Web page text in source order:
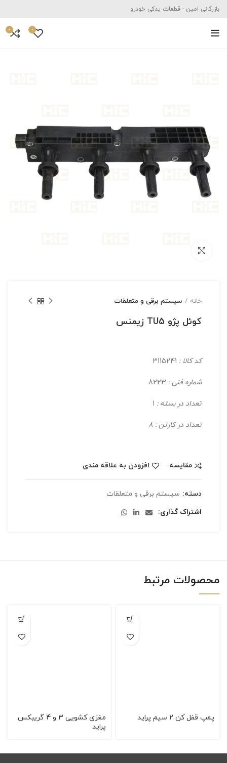
بازرگانی امین - قطعات یدکی خودرو
0
0
خانه سیستم برقی و متعلقات
کوئل پژو TU5 زیمنس
کد کالا :
شماره فنی :
تعداد در بسته :
تعداد در کارتن : 8
مقایسه افزودن به علاقه مندی
دسته: سیستم برقی و متعلقات
اشتراک گذاری
محصولات مرتبط
پمپ قفل كن 2 سیم پراید
مغزی کشویی 3 و 4 گریبکس
پراید